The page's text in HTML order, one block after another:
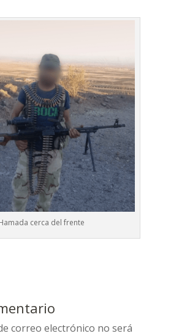
cerca del frente
correo electrónico no será